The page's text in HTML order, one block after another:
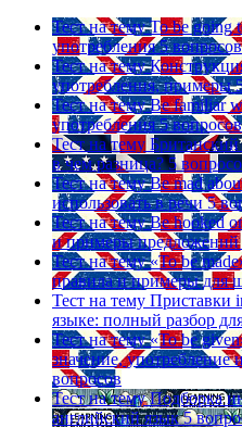
Тест на тему To be going
употребления 5 вопросов
Тест на тему
употребления, примеры
Тест на тему Be familiar
употребления 5 вопросов
Тест на тему
в чем разница? 5
Тест на тему Be mad
использовать в речи 5
Тест на тему Be hooked
и примеры предложений
Тест на тему «To be
правила и примеры для
Тест на тему Приставки
языке: полный разбор
Тест на тему «To be
значение,
вопросов
Тест на тему Подборка
английский язык 5